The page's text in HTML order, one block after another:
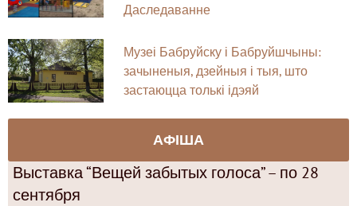
Даследаванне
Музеі Бабруйску і Бабруйшчыны:
зачыненыя, дзейныя і тыя, што
застаюцца толькі ідэяй
АФІША
Выставка “Вещей забытых голоса” – по 28
сентября